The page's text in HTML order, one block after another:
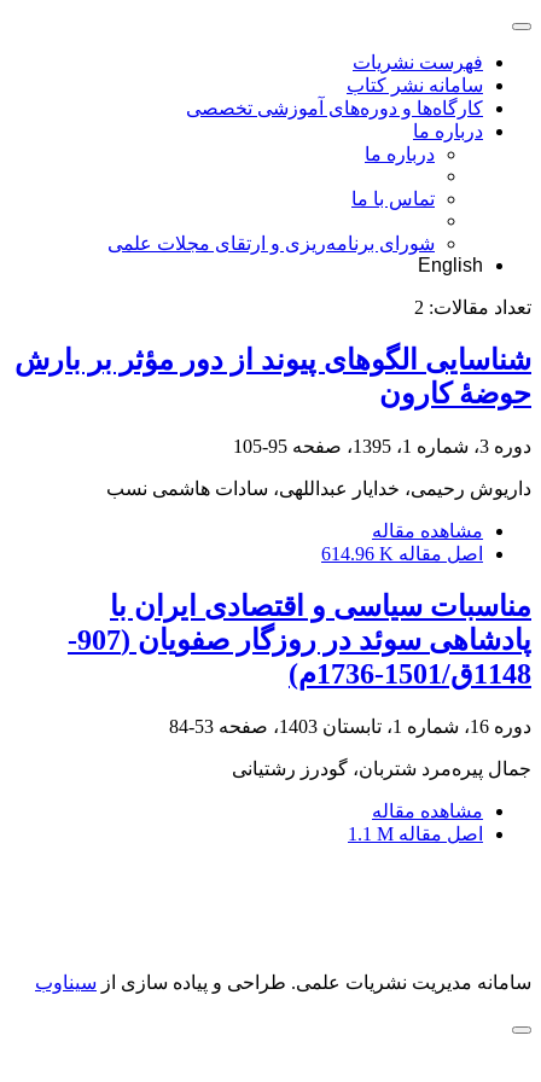
فهرست نشریات
سامانه نشر کتاب
کارگاه‌ها و دوره‌های آموزشی تخصصی
درباره ما
درباره ما
تماس با ما
شورای برنامه‌ریزی و ارتقای مجلات علمی
English
تعداد مقالات: 2
شناسایی الگوهای پیوند از دور مؤثر بر بارش
حوضۀ کارون
دوره 3، شماره 1، 1395، صفحه 95-105
داریوش رحیمی، خدایار عبداللهی، سادات هاشمی نسب
مشاهده مقاله
اصل مقاله 614.96 K
مناسبات سیاسی و اقتصادی ایران با
پادشاهی سوئد در روزگار صفویان (907-
1148ق/1501-1736م)
دوره 16، شماره 1، تابستان 1403، صفحه 53-84
جمال پیره‌مرد شتربان، گودرز رشتیانی
مشاهده مقاله
اصل مقاله 1.1 M
سامانه مدیریت نشریات علمی. طراحی و پیاده سازی از سیناوب